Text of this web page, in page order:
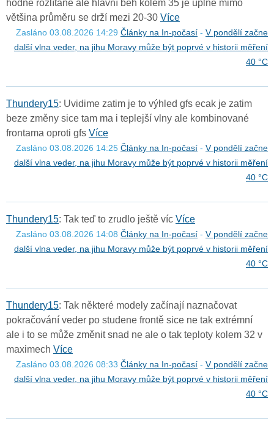
hodně rozlítané ale hlavní běh kolem 35 je úplně mimo
většina průměru se drží mezi 20-30 Více
Zasláno 03.08.2026 14:29 Články na In-počasí - V pondělí začne
další vlna veder, na jihu Moravy může být poprvé v historii měření
40 °C
Thundery15: Uvidime zatim je to výhled gfs ecak je zatim
beze změny sice tam ma i teplejší vlny ale kombinované
frontama oproti gfs Více
Zasláno 03.08.2026 14:25 Články na In-počasí - V pondělí začne
další vlna veder, na jihu Moravy může být poprvé v historii měření
40 °C
Thundery15: Tak teď to zrudlo ještě víc Více
Zasláno 03.08.2026 14:08 Články na In-počasí - V pondělí začne
další vlna veder, na jihu Moravy může být poprvé v historii měření
40 °C
Thundery15: Tak některé modely začínají naznačovat
pokračování veder po studene frontě sice ne tak extrémní
ale i to se může změnit snad ne ale o tak teploty kolem 32 v
maximech Více
Zasláno 03.08.2026 08:33 Články na In-počasí - V pondělí začne
další vlna veder, na jihu Moravy může být poprvé v historii měření
40 °C